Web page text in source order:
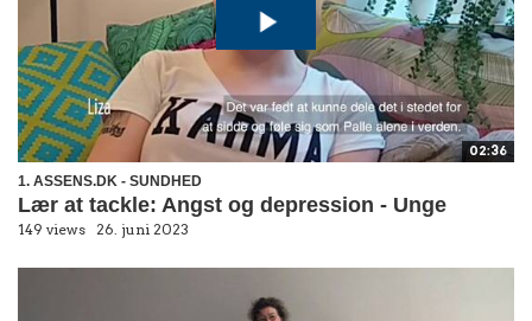
02:36
1. ASSENS.DK - SUNDHED
Lær at tackle: Angst og depression - Unge
149 views 26. juni 2023